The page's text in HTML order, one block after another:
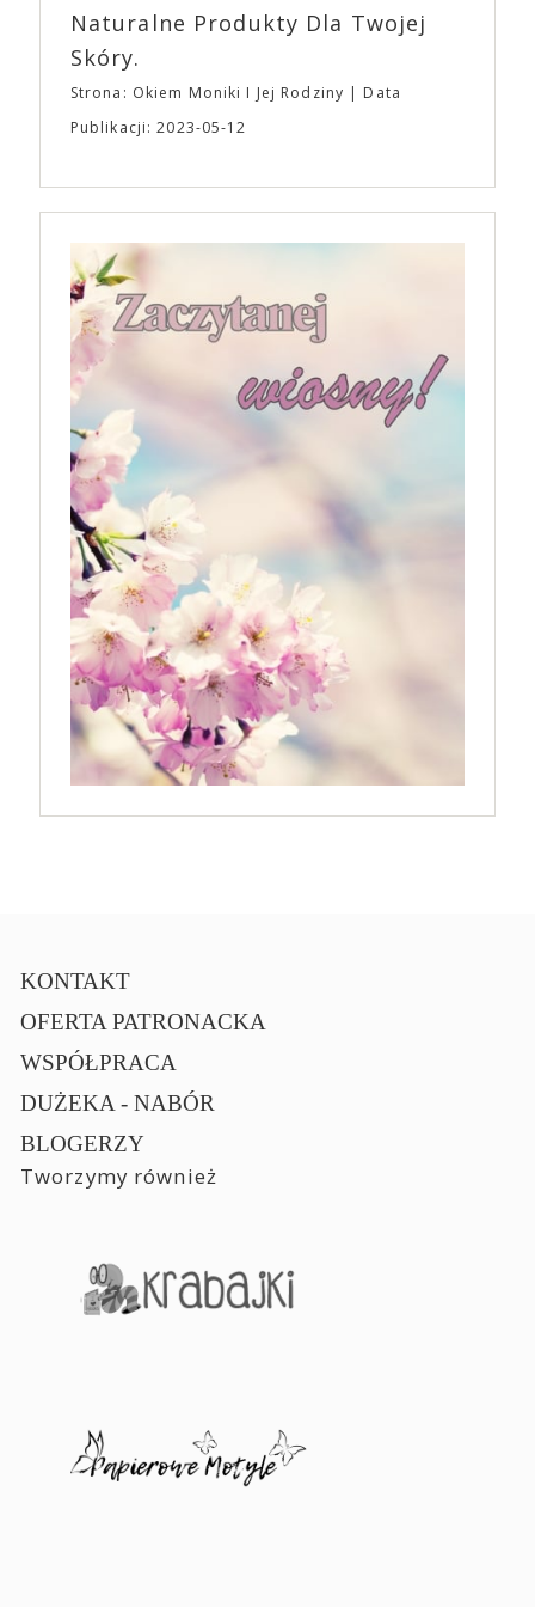
Naturalne Produkty Dla Twojej
Skóry.
Strona: Okiem Moniki I Jej Rodziny
Data
Publikacji: 2023-05-12
KONTAKT
OFERTA PATRONACKA
WSPÓŁPRACA
DUŻEKA - NABÓR
BLOGERZY
Tworzymy również